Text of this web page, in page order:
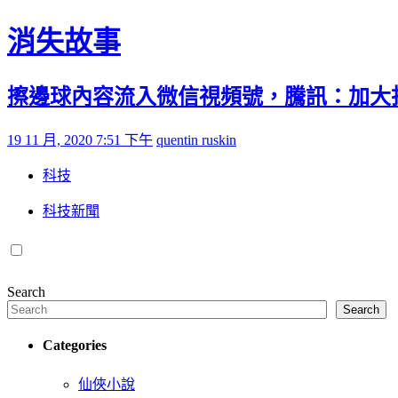
Skip to content
消失故事
擦邊球內容流入微信視頻號，騰訊：加大
Posted on
19 11 月, 2020 7:51 下午 by
quentin ruskin
科技
科技新聞
Search
Search
Categories
仙俠小說